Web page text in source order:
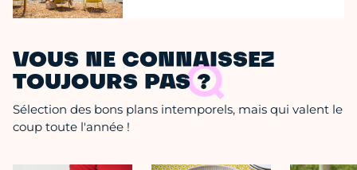
VOUS NE CONNAISSEZ
TOUJOURS PAS ?
Sélection des bons plans intemporels, mais qui valent le
coup toute l'année !